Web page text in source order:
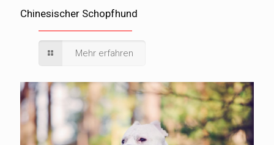
Chinesischer Schopfhund
Mehr erfahren